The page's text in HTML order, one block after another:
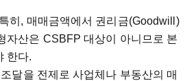
히, 매매금액에서 권리금(Goodwill)
자산은 CSBFP 대상이 아니므로 본
한다.
달을 전제로 사업체나 부동산의 매